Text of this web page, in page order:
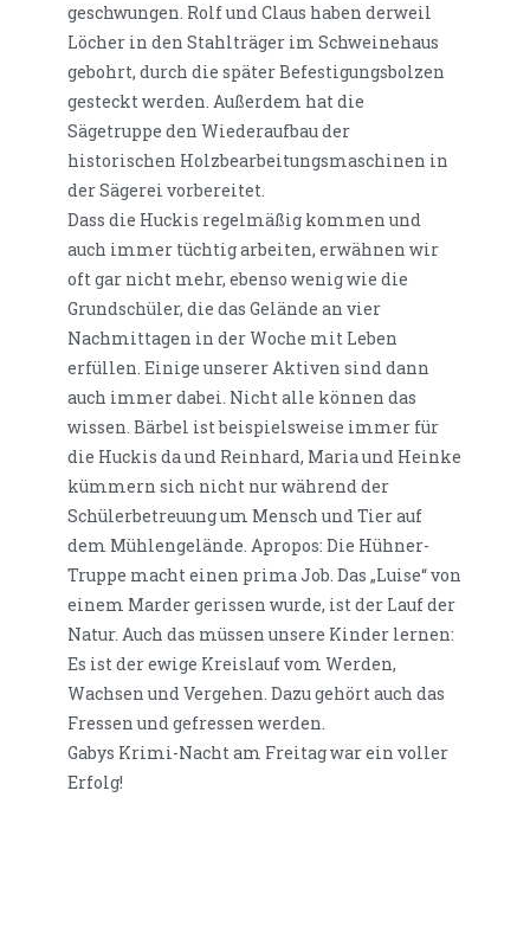
geschwungen. Rolf und Claus haben derweil
Löcher in den Stahlträger im Schweinehaus
gebohrt, durch die später Befestigungsbolzen
gesteckt werden. Außerdem hat die
Sägetruppe den Wiederaufbau der
historischen Holzbearbeitungsmaschinen in
der Sägerei vorbereitet.
Dass die Huckis regelmäßig kommen und
auch immer tüchtig arbeiten, erwähnen wir
oft gar nicht mehr, ebenso wenig wie die
Grundschüler, die das Gelände an vier
Nachmittagen in der Woche mit Leben
erfüllen. Einige unserer Aktiven sind dann
auch immer dabei. Nicht alle können das
wissen. Bärbel ist beispielsweise immer für
die Huckis da und Reinhard, Maria und Heinke
kümmern sich nicht nur während der
Schülerbetreuung um Mensch und Tier auf
dem Mühlengelände. Apropos: Die Hühner-
Truppe macht einen prima Job. Das „Luise“ von
einem Marder gerissen wurde, ist der Lauf der
Natur. Auch das müssen unsere Kinder lernen:
Es ist der ewige Kreislauf vom Werden,
Wachsen und Vergehen. Dazu gehört auch das
Fressen und gefressen werden.
Gabys Krimi-Nacht am Freitag war ein voller
Erfolg!